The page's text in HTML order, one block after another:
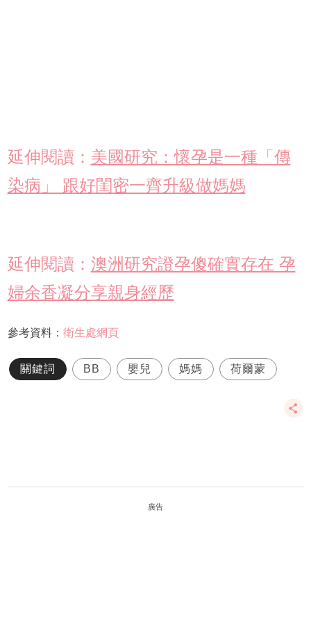
延伸閱讀： 美國研究：懷孕是一種「傳
染病」 跟好閨密一齊升級做媽媽
延伸閱讀： 澳洲研究證孕傻確實存在 孕
婦余香凝分享親身經歷
參考資料： 衛生處網頁
關鍵詞 BB 嬰兒 媽媽 荷爾蒙
廣告